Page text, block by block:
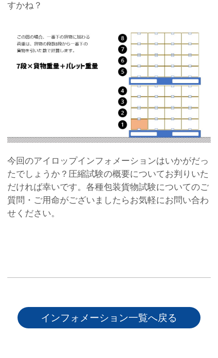
すかね？
今回のアイロップインフォメーションはいかがだっ
たでしょうか？圧縮試験の概要についてお判りいた
だければ幸いです。各種包装貨物試験についてのご
質問・ご用命がございましたらお気軽にお問い合わ
せください。
インフォメーション一覧へ戻る